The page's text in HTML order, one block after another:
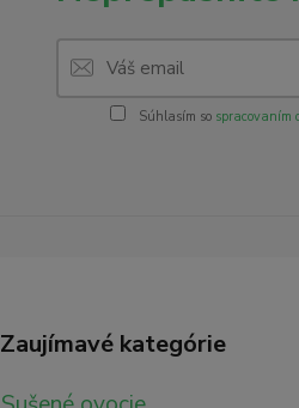
Súhlasím so spracovaním
Zaujímavé kategórie